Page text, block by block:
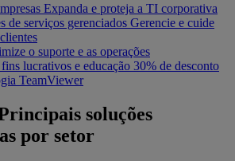
Expanda e proteja a TI corporativa
de serviços gerenciados Gerencie e cuide
o suporte e as operações
fins lucrativos e educação 30% de desconto
TeamViewer
soluções
por setor